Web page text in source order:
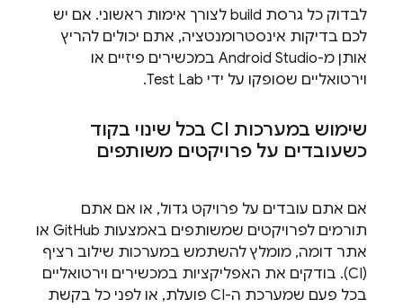
לבדוק כל גרסת build לצורך אימות ראשוני. אם יש
לכם בדיקות אינסטרומנטציה, אתם יכולים להריץ
אותן מ-Android Studio במכשירים פיזיים או
וירטואליים שסופקו על ידי Test Lab
.
שימוש במערכות CI בכל שינוי בקוד
כשעובדים על פרויקטים משותפים
אם אתם עובדים על פרויקט גדול, או אם אתם
תורמים לפרויקטים שמשותפים באמצעות GitHub או
אתר דומה, מומלץ להשתמש במערכות שילוב רציף
(CI). בודקים את האפליקציות במכשירים וירטואליים
בכל פעם שמערכת ה-CI פועלת, או לפני כל בקשת